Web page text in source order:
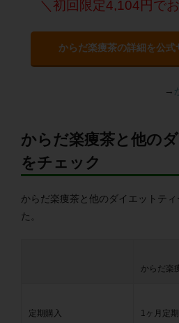
＼初回限定4,104円で
からだ楽痩茶の詳細を公式
→
からだ楽痩茶と他の
をチェック
からだ楽痩茶と他のダイエットテ
た。
からだ楽
定期購入 1ヶ月定